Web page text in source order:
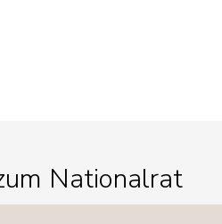
Nationalrat